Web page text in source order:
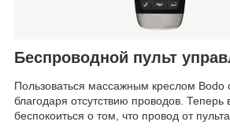
Беспроводной пульт
Пользоваться массажным креслом Bodo
благодаря отсутствию проводов.
беспокоиться о том, что провод от